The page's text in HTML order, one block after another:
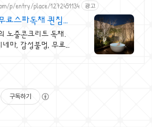
p/entry/place/1272451134 광고
료스파독채 퀸침대
채
노출콘크리트 독채.
마, 감성불멍, 무료야
구독하기